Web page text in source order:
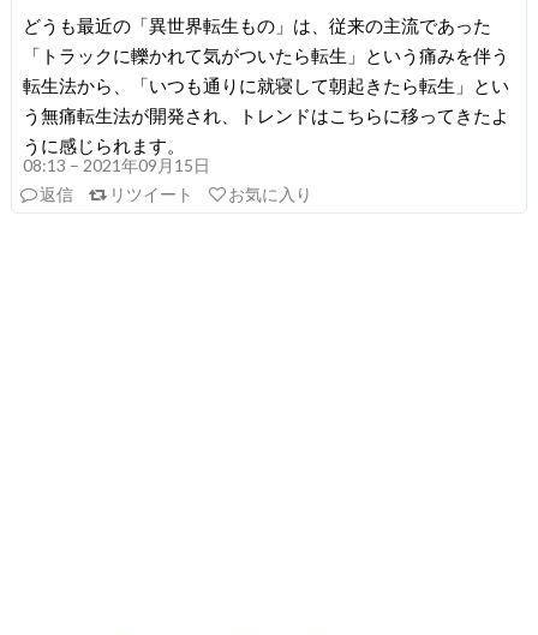
どうも最近の「異世界転生もの」は、従来の主流であった
「トラックに轢かれて気がついたら転生」という痛みを伴う
転生法から、「いつも通りに就寝して朝起きたら転生」とい
う無痛転生法が開発され、トレンドはこちらに移ってきたよ
うに感じられます。
08:13 – 2021年09月15日
返信
リツイート お気に入り